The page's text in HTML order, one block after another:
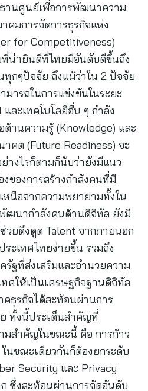
านศูนย์เพื่อการพัฒนาความ
คมการจัดการธุรกิจแห่ง
for Competitiveness)
ที่น่ายินดีที่ไทยมีอันดับดีขึ้นถึง
กๆปัจจัย ถึงแม้ว่าใน 2 ปัจจัย
ารถในการแข่งขันในระยะ
ละเทคโนโลยีอื่น ๆ กำลัง
านความรู้ (Knowledge) และ
คต (Future Readiness) จะ
างไรก็ตามก็นับว่ายังมีแนว
งของการสร้างกำลังคนที่มี
นือจากความพยายามทั้งใน
ฒนากำลังคนด้านดิจิทัล ยังมี
วยดึงดูด Talent จากภายนอก
ะเทศไทยง่ายขึ้น รวมถึง
ฐที่ส่งเสริมและอำนวยความ
ศให้เป็นเศรษฐกิจฐานดิจิทัล
คธุรกิจได้สะท้อนผ่านการ
ทั้งนี้ประเด็นสำคัญที่
มสำคัญในขณะนี้ คือ การก้าว
นขณะเดียวกันก็ต้องยกระดับ
Security และ Privacy
ซึ่งสะท้อนผ่านการจัดอันดับ